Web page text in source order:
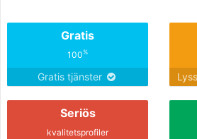
Gratis
100%
Gratis tjänster
Seriös
kvalitetsprofiler